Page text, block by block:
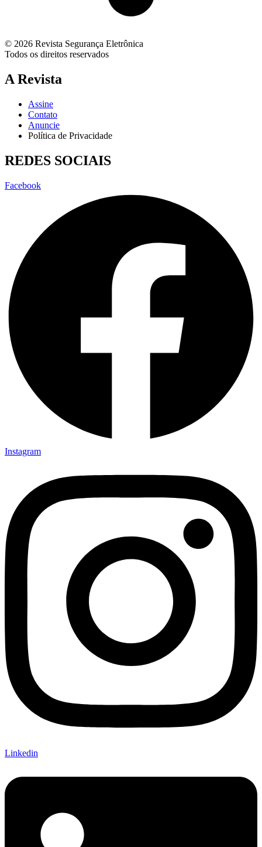
© 2026 Revista Segurança Eletrônica
Todos os direitos reservados
A Revista
Assine
Contato
Anuncie
Política de Privacidade
REDES SOCIAIS
Facebook
Instagram
Linkedin